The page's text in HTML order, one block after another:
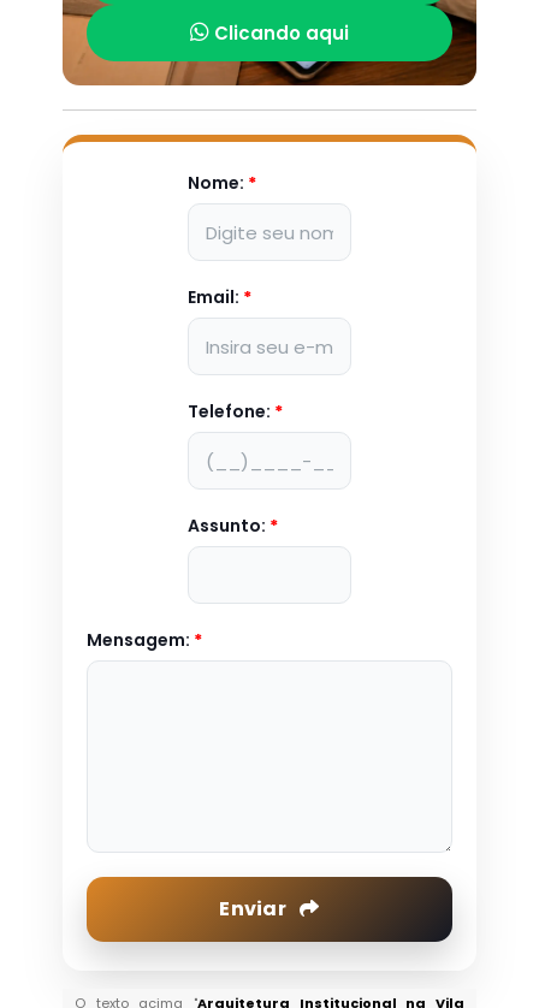
Clicando aqui
Nome: *
Email: *
Telefone: *
Assunto: *
Mensagem: *
Enviar
O texto acima "Arquitetura Institucional na Vila